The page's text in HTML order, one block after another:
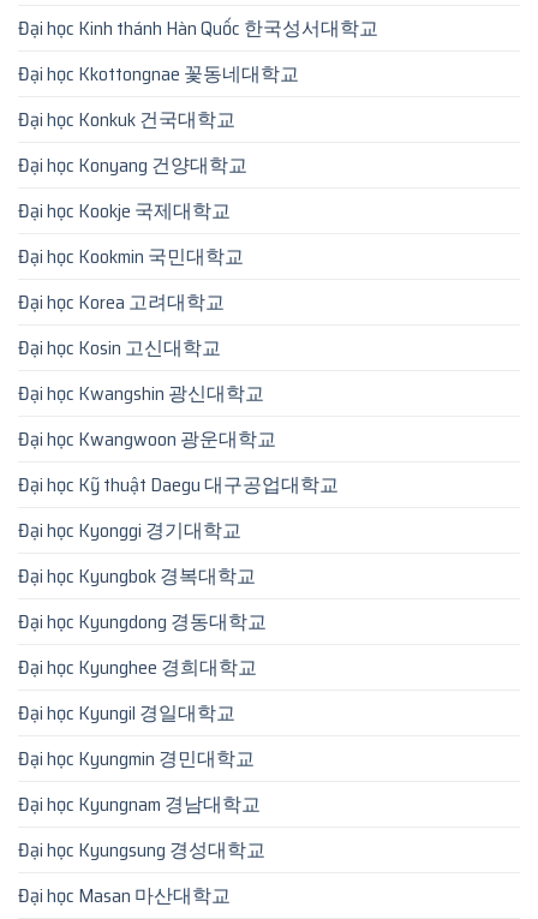
Đại học Kinh thánh Hàn Quốc 한국성서대학교
Đại học Kkottongnae 꽃동네대학교
Đại học Konkuk 건국대학교
Đại học Konyang 건양대학교
Đại học Kookje 국제대학교
Đại học Kookmin 국민대학교
Đại học Korea 고려대학교
Đại học Kosin 고신대학교
Đại học Kwangshin 광신대학교
Đại học Kwangwoon 광운대학교
Đại học Kỹ thuật Daegu 대구공업대학교
Đại học Kyonggi 경기대학교
Đại học Kyungbok 경복대학교
Đại học Kyungdong 경동대학교
Đại học Kyunghee 경희대학교
Đại học Kyungil 경일대학교
Đại học Kyungmin 경민대학교
Đại học Kyungnam 경남대학교
Đại học Kyungsung 경성대학교
Đại học Masan 마산대학교